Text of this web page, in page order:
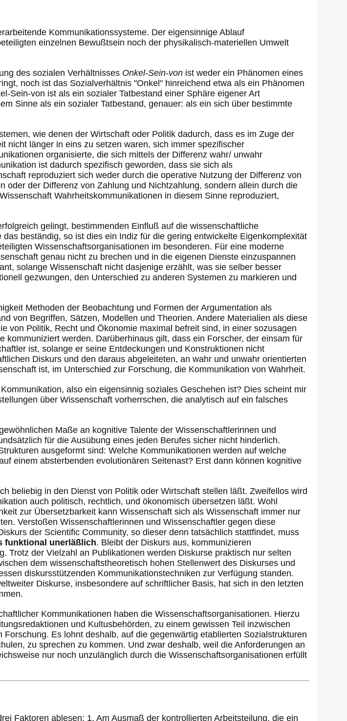
Kommunikationssysteme. Der eigensinnige Ablauf
einzelnen Bewußtsein noch der physikalisch-materiellen Umwelt
des sozialen Verhältnisses Onkel-Sein-von ist weder ein Phänomen eines
noch ist das Sozialverhältnis "Onkel" hinreichend etwa als ein Phänomen
Sein-von ist als ein sozialer Tatbestand einer Sphäre eigener Art
Sinne als ein sozialer Tatbestand, genauer: als ein sich über bestimmte
wie denen der Wirtschaft oder Politik dadurch, dass es im Zuge der
nicht länger in eins zu setzen waren, sich immer spezifischer
organisierte, die sich mittels der Differenz wahr/ unwahr
ist dadurch spezifisch geworden, dass sie sich als
reproduziert sich weder durch die operative Nutzung der Differenz von
der Differenz von Zahlung und Nichtzahlung, sondern allein durch die
Wahrheitskommunikationen in diesem Sinne reproduziert,
gelingt, bestimmenden Einfluß auf die wissenschaftliche
beständig, so ist dies ein Indiz für die gering entwickelte Eigenkomplexität
Wissenschaftsorganisationen im besonderen. Für eine moderne
genau nicht zu brechen und in die eigenen Dienste einzuspannen
solange Wissenschaft nicht dasjenige erzählt, was sie selber besser
gezwungen, den Unterschied zu anderen Systemen zu markieren und
Methoden der Beobachtung und Formen der Argumentation als
von Begriffen, Sätzen, Modellen und Theorien. Andere Materialien als diese
von Politik, Recht und Ökonomie maximal befreit sind, in einer sozusagen
werden. Darüberhinaus gilt, dass ein Forscher, der einsam für
ist, solange er seine Entdeckungen und Konstruktionen nicht
Diskurs und den daraus abgeleiteten, an wahr und unwahr orientierten
ist, im Unterschied zur Forschung, die Kommunikation von Wahrheit.
also ein eigensinnig soziales Geschehen ist? Dies scheint mir
über Wissenschaft vorherrschen, die analytisch auf ein falsches
Maße an kognitive Talente der Wissenschaftlerinnen und
für die Ausübung eines jeden Berufes sicher nicht hinderlich.
ausgeformt sind: Welche Kommunikationen werden auf welche
einem absterbenden evolutionären Seitenast? Erst dann können kognitive
beliebig in den Dienst von Politik oder Wirtschaft stellen läßt. Zweifellos wird
auch politisch, rechtlich, und ökonomisch übersetzen läßt. Wohl
zur Übersetzbarkeit kann Wissenschaft sich als Wissenschaft immer nur
Verstoßen Wissenschaftlerinnen und Wissenschaftler gegen diese
der Scientific Community, so dieser denn tatsächlich stattfindet, muss
funktional unerläßlich. Bleibt der Diskurs aus, kommunizieren
Trotz der Vielzahl an Publikationen werden Diskurse praktisch nur selten
dem wissenschaftstheoretisch hohen Stellenwert des Diskurses und
diskursstützenden Kommunikationstechniken zur Verfügung standen.
Diskurse, insbesondere auf schriftlicher Basis, hat sich in den letzten
Kommunikationen haben die Wissenschaftsorganisationen. Hierzu
und Kultusbehörden, zu einem gewissen Teil inzwischen
Es lohnt deshalb, auf die gegenwärtig etablierten Sozialstrukturen
zu sprechen zu kommen. Und zwar deshalb, weil die Anforderungen an
nur noch unzulänglich durch die Wissenschaftsorganisationen erfüllt
Faktoren ablesen: 1. Am Ausmaß der kontrollierten Arbeitsteilung, die ein